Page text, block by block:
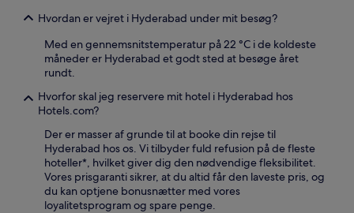
Hvordan er vejret i Hyderabad under mit besøg?
Med en gennemsnitstemperatur på 22 °C i de koldeste
måneder er Hyderabad et godt sted at besøge året
rundt.
Hvorfor skal jeg reservere mit hotel i Hyderabad hos
Hotels.com?
Der er masser af grunde til at booke din rejse til
Hyderabad hos os. Vi tilbyder fuld refusion på de fleste
hoteller*, hvilket giver dig den nødvendige fleksibilitet.
Vores prisgaranti sikrer, at du altid får den laveste pris, og
du kan optjene bonusnætter med vores
loyalitetsprogram og spare penge.